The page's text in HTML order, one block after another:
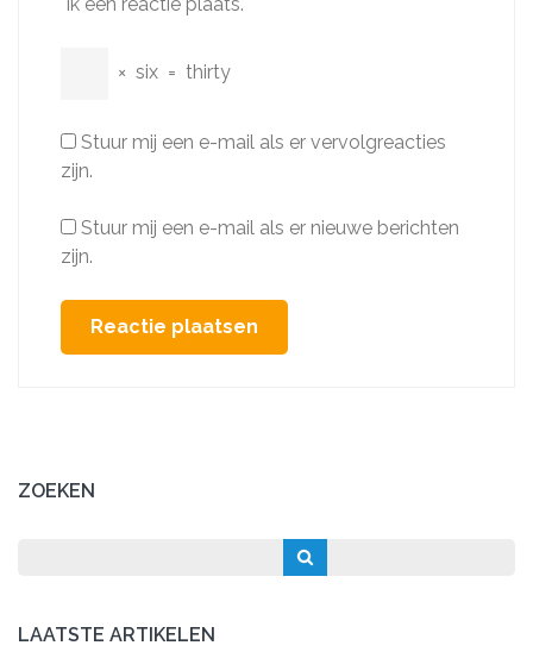
× six = thirty
Stuur mij een e-mail als er vervolgreacties
zijn.
Stuur mij een e-mail als er nieuwe berichten
zijn.
ZOEKEN
LAATSTE ARTIKELEN